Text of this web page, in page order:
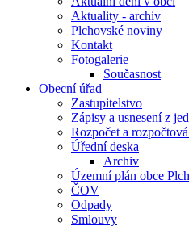
Aktuality - archiv
Plchovské noviny
Kontakt
Fotogalerie
Současnost
Obecní úřad
Zastupitelstvo
Zápisy a usnesení z
Rozpočet a
Úřední deska
Archiv
Územní plán obce
ČOV
Odpady
Smlouvy